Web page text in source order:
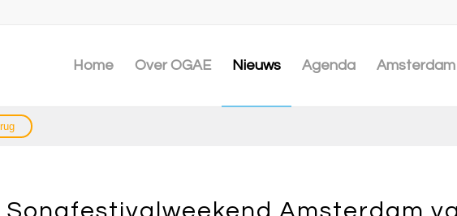
Home Over OGAE Nieuws Agenda Amsterdam
Songfestivalweekend Amsterdam